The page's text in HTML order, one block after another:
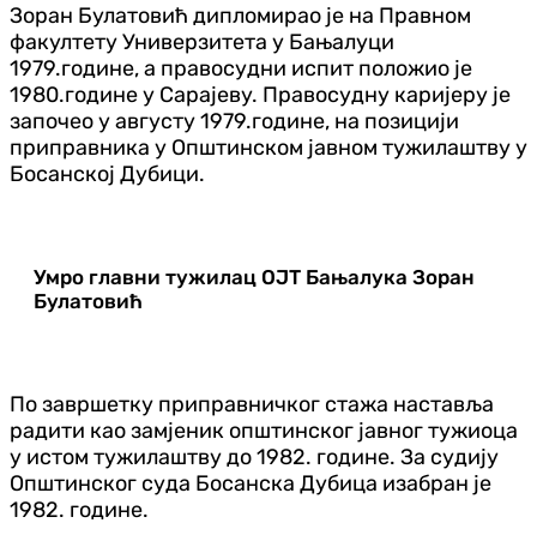
Зоран Булатовић дипломирао је на Правном
факултету Универзитета у Бањалуци
1979.године, а правосудни испит положио је
1980.године у Сарајеву. Правосудну каријеру је
започео у августу 1979.године, на позицији
приправника у Општинском јавном тужилаштву у
Босанској Дубици.
Умро главни тужилац ОЈТ Бањалука Зоран
Булатовић
По завршетку приправничког стажа наставља
радити као замјеник општинског јавног тужиоца
у истом тужилаштву до 1982. године. За судију
Општинског суда Босанска Дубица изабран је
1982. године.